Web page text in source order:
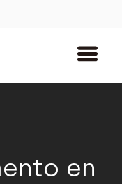
en